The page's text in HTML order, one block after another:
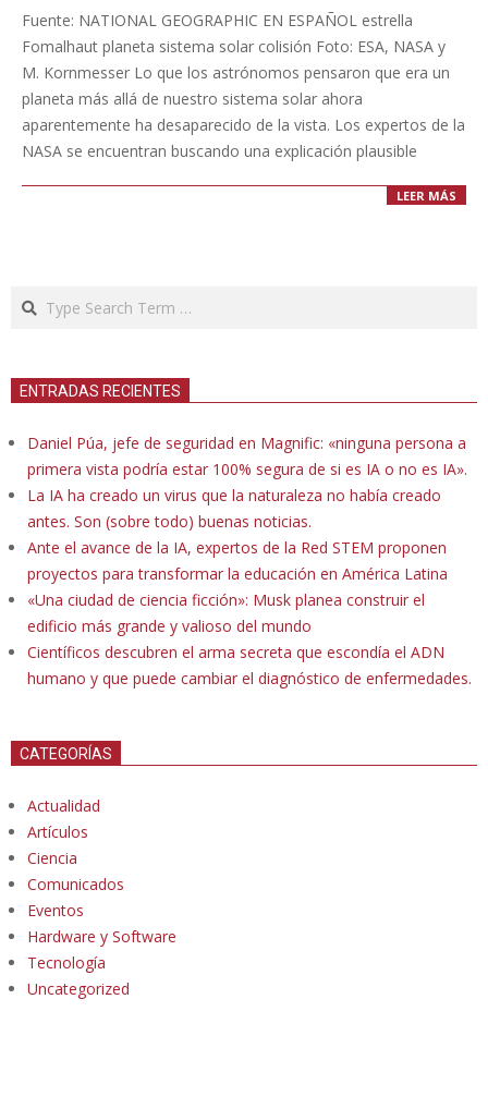
05-
07
Fuente: NATIONAL GEOGRAPHIC EN ESPAÑOL estrella
Fomalhaut planeta sistema solar colisión Foto: ESA, NASA y
M. Kornmesser Lo que los astrónomos pensaron que era un
planeta más allá de nuestro sistema solar ahora
aparentemente ha desaparecido de la vista. Los expertos de la
NASA se encuentran buscando una explicación plausible
LEER MÁS
Search
ENTRADAS RECIENTES
Daniel Púa, jefe de seguridad en Magnific: «ninguna persona a
primera vista podría estar 100% segura de si es IA o no es IA».
La IA ha creado un virus que la naturaleza no había creado
antes. Son (sobre todo) buenas noticias.
Ante el avance de la IA, expertos de la Red STEM proponen
proyectos para transformar la educación en América Latina
«Una ciudad de ciencia ficción»: Musk planea construir el
edificio más grande y valioso del mundo
Científicos descubren el arma secreta que escondía el ADN
humano y que puede cambiar el diagnóstico de enfermedades.
CATEGORÍAS
Actualidad
Artículos
Ciencia
Comunicados
Eventos
Hardware y Software
Tecnología
Uncategorized